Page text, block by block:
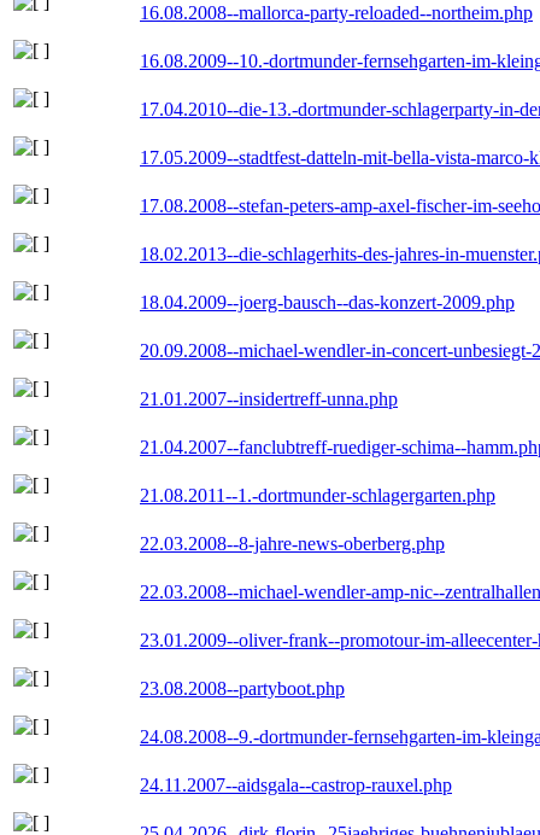
16.08.2008--mallorca-party-reloaded--northeim.php
16.08.2009--10.-dortmunder-fernsehgarten-im-
17.04.2010--die-13.-dortmunder-schlagerparty-in-
17.05.2009--stadtfest-datteln-mit-bella-vista-marco-
17.08.2008--stefan-peters-amp-axel-fischer-im-
18.02.2013--die-schlagerhits-des-jahres-in-
18.04.2009--joerg-bausch--das-konzert-2009.php
20.09.2008--michael-wendler-in-concert-unbesiegt-
21.01.2007--insidertreff-unna.php
21.04.2007--fanclubtreff-ruediger-schima--
21.08.2011--1.-dortmunder-schlagergarten.php
22.03.2008--8-jahre-news-oberberg.php
22.03.2008--michael-wendler-amp-nic--
23.01.2009--oliver-frank--promotour-im-
23.08.2008--partyboot.php
24.08.2008--9.-dortmunder-fernsehgarten-im-
24.11.2007--aidsgala--castrop-rauxel.php